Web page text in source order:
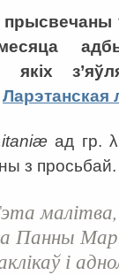
якіх
Ларэтанская
ад гр.
з просьбай.
Панны
і